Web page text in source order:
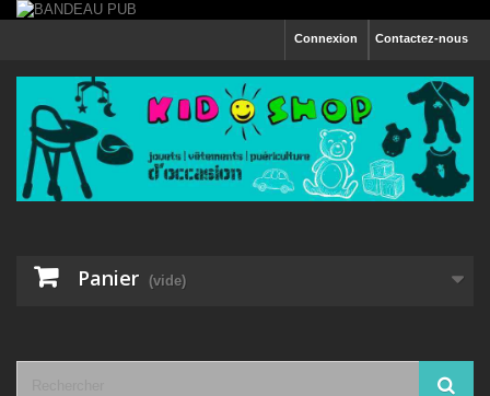
Contactez-nous
Connexion
Panier (vide)